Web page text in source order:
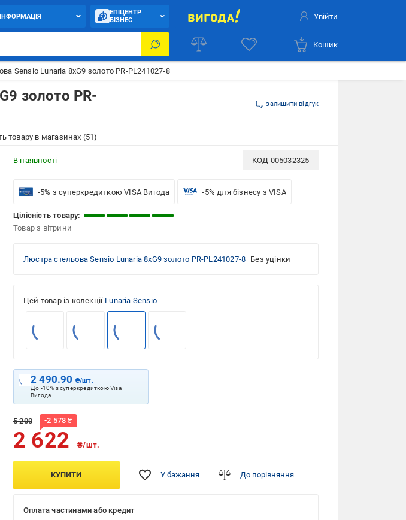
ІНФОРМАЦІЯ
ЕПІЦЕНТР
БІЗНЕС
Увійти
Кошик
Sensio Lunaria 8xG9 золото PR-PL241027-8
золото PR-
залишити відгук
товару в магазинах (51)
В наявності КОД 005032325
-5% з суперкредиткою VISA Вигода -5% для бізнесу з VISA
Цілісність товару:
Товар з вітрини
Люстра стельова Sensio Lunaria 8xG9 золото PR-PL241027-8 Без уцінки
Цей товар із колекції Lunaria Sensio
2 490.90 ₴/шт.
До -10% з суперкредиткою Visa
Вигода
5 200 -2 578 ₴
2 622 ₴/шт.
КУПИТИ У бажання До порівняння
Оплата частинами або кредит